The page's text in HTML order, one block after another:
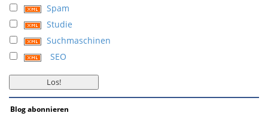
Spam
Studie
Suchmaschinen
SEO
Blog abonnieren